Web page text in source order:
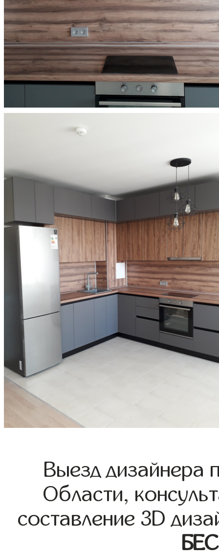
Выезд дизайнера
Области,
составление 3D